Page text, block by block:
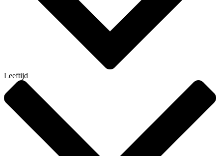
Leeftijd